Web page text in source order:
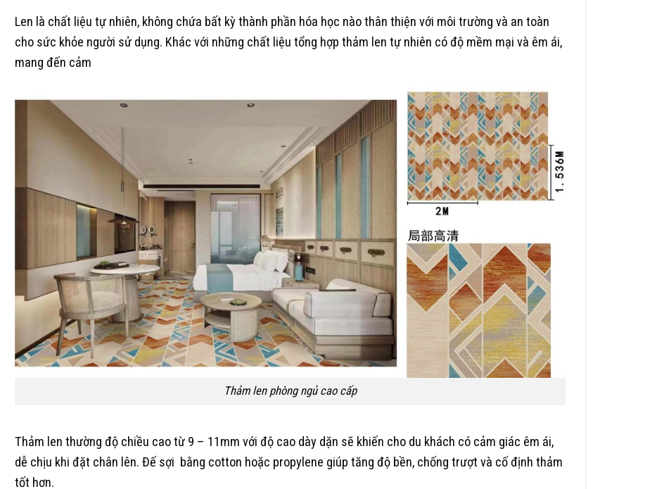
Len là chất liệu tự nhiên, không chứa bất kỳ thành phần hóa học nào thân thiện với môi trường và an toàn
cho sức khỏe người sử dụng. Khác với những chất liệu tổng hợp thảm len tự nhiên có độ mềm mại và êm ái,
mang đến cảm
Thảm len phòng ngủ cao cấp
Thảm len thường độ chiều cao từ 9 – 11mm với độ cao dày dặn sẽ khiến cho du khách có cảm giác êm ái,
dễ chịu khi đặt chân lên. Đế sợi bằng cotton hoặc propylene giúp tăng độ bền, chống trượt và cố định thảm
tốt hơn.